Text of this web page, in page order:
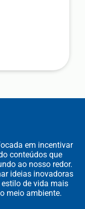
em incentivar
conteúdos que
ao nosso redor.
ideias inovadoras
de vida mais
meio ambiente.